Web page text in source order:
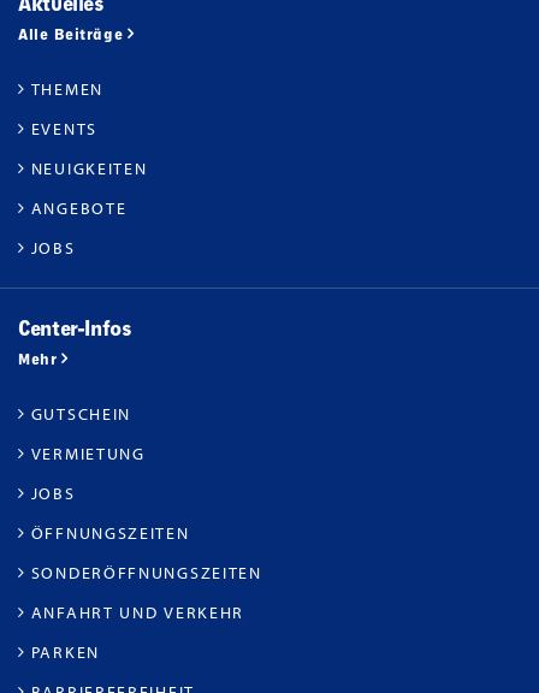
Alle Beiträge
THEMEN
EVENTS
NEUIGKEITEN
ANGEBOTE
JOBS
Center-Infos
Mehr
GUTSCHEIN
VERMIETUNG
JOBS
ÖFFNUNGSZEITEN
SONDERÖFFNUNGSZEITEN
ANFAHRT UND VERKEHR
PARKEN